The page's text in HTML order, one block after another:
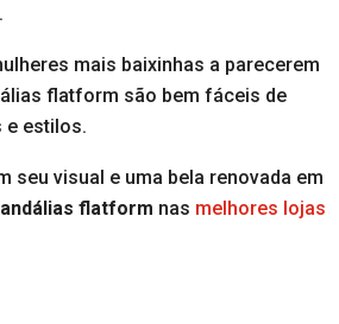
mais baixinhas a parecerem
flatform são bem fáceis de
e estilos.
seu visual e uma bela renovada em
flatform nas melhores lojas